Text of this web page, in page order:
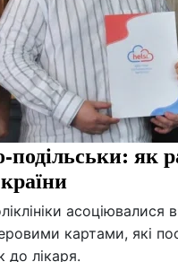
як
картами, які
до лікаря.